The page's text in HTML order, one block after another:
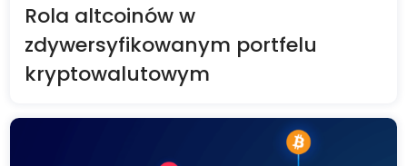
Rola altcoinów w
zdywersyfikowanym portfelu
kryptowalutowym